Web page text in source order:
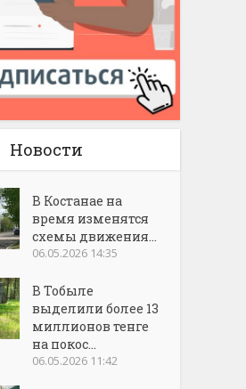
Новости
В Костанае на
время изменятся
схемы движения...
06.05.2026 14:35
В Тобыле
выделили более 13
миллионов тенге
на покос...
06.05.2026 11:42